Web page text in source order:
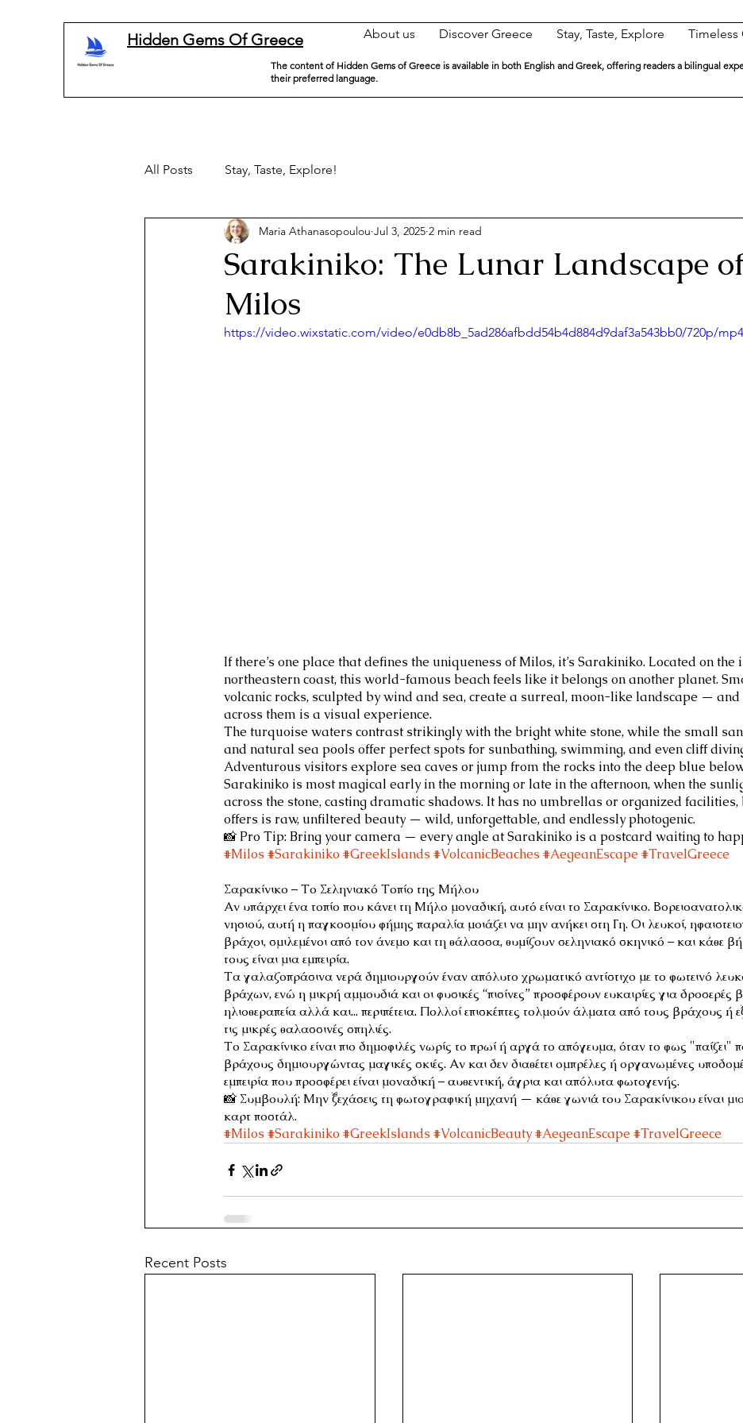
Hidden Gems Of Greece About us Discover Greece Stay, Taste, Explore Timeless
The content of Hidden Gems of Greece is available in both English and Greek, offering readers a bilingual
their preferred language.
All Posts Stay, Taste, Explore!
Sarakiniko: The Lunar Landscape
Milos
Maria Athanasopoulou Jul 3, 2025 2 min read
https://video.wixstatic.com/video/e0db8b_5ad286afbdd54b4d884d9daf3a543bb0/720p/
If there’s one place that defines the uniqueness of Milos, it’s Sarakiniko. Located on the
northeastern coast, this world-famous beach feels like it belongs on another planet.
volcanic rocks, sculpted by wind and sea, create a surreal, moon-like landscape — and
across them is a visual experience.
The turquoise waters contrast strikingly with the bright white stone, while the small
and natural sea pools offer perfect spots for sunbathing, swimming, and even cliff
Adventurous visitors explore sea caves or jump from the rocks into the deep blue
Sarakiniko is most magical early in the morning or late in the afternoon, when the
across the stone, casting dramatic shadows. It has no umbrellas or organized
offers is raw, unfiltered beauty — wild, unforgettable, and endlessly photogenic.
📸 Pro Tip: Bring your camera — every angle at Sarakiniko is a postcard waiting to
#Milos#Sarakiniko#GreekIslands#VolcanicBeaches#AegeanEscape #TravelGreece
Σαρακίνικο – Το Σεληνιακό Τοπίο της Μήλου
Αν υπάρχει ένα τοπίο που κάνει τη Μήλο μοναδική, αυτό είναι το Σαρακίνικο.
νησιού, αυτή η παγκοσμίου φήμης παραλία μοιάζει να μην ανήκει στη Γη. Οι λευκοί,
βράχοι, σμιλεμένοι από τον άνεμο και τη θάλασσα, θυμίζουν σεληνιακό σκηνικό – και κάθε
τους είναι μια εμπειρία.
Τα γαλαζοπράσινα νερά δημιουργούν έναν απόλυτο χρωματικό αντίστιχο με το φωτεινό
βράχων, ενώ η μικρή αμμουδιά και οι φυσικές “πισίνες” προσφέρουν ευκαιρίες για δροσερές
ηλιοθεραπεία αλλά και... περιπέτεια. Πολλοί επισκέπτες τολμούν άλματα από τους βράχους ή
τις μικρές θαλασσινές σπηλιές.
Το Σαρακίνικο είναι πιο δημοφιλές νωρίς το πρωί ή αργά το απόγευμα, όταν το φως "παίζει"
βράχους δημιουργώντας μαγικές σκιές. Αν και δεν διαθέτει ομπρέλες ή οργανωμένες
εμπειρία που προσφέρει είναι μοναδική – αυθεντική, άγρια και απόλυτα φωτογενής.
📸 Συμβουλή: Μην ξεχάσεις τη φωτογραφική μηχανή — κάθε γωνιά του Σαρακίνικου είναι
καρτ ποστάλ.
#Milos#Sarakiniko#GreekIslands#VolcanicBeauty#AegeanEscape #TravelGreece
Recent Posts